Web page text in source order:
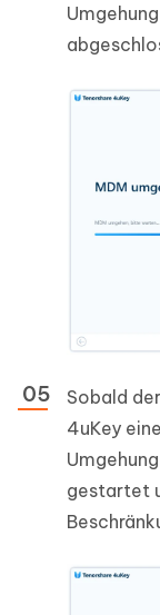
Sobald
4uKey
gestartet